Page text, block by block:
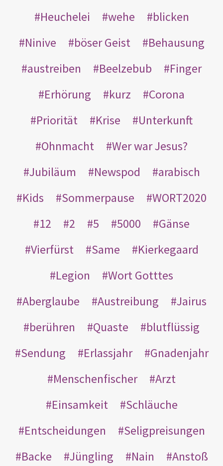
Heuchelei wehe
blicken
Ninive
böser Geist
Behausung
austreiben
Beelzebub
Finger
Erhörung
kurz
Corona
Priorität
Krise
Unterkunft
Ohnmacht
Wer war Jesus?
Jubiläum
Newspod
arabisch
Kids
Sommerpause
WORT2020
12
2 5 5000
Gänse
Vierfürst
Same
Kierkegaard
Legion
Wort Gotttes
Aberglaube
Austreibung
Jairus
berühren
Quaste
blutflüssig
Sendung
Erlassjahr
Gnadenjahr
Menschenfischer
Arzt
Einsamkeit
Schläuche
Entscheidungen
Seligpreisungen
Backe
Jüngling Nain
Anstoß